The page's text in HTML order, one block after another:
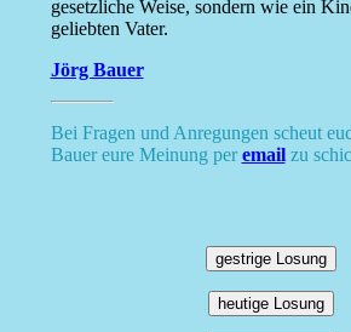
gesetzliche Weise, sondern wie ein
geliebten Vater.
Jörg Bauer
Bei Fragen und Anregungen scheut
Bauer eure Meinung peremailzu
gestrige Losung
heutige Losung